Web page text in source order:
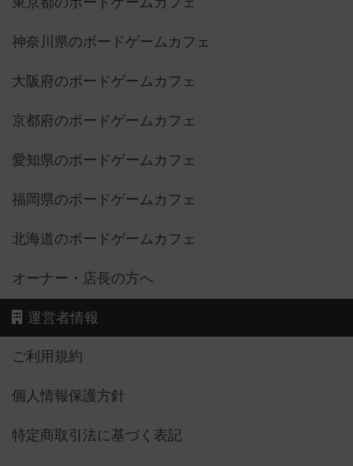
神奈川県のボードゲームカフェ
大阪府のボードゲームカフェ
京都府のボードゲームカフェ
愛知県のボードゲームカフェ
福岡県のボードゲームカフェ
北海道のボードゲームカフェ
オーナー・店長の方へ
運営者情報
ご利用規約
個人情報保護方針
特定商取引法に基づく表記